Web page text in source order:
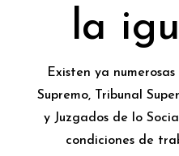
la
Existen ya
Supremo, Tribunal
y Juzgados de lo
condiciones de